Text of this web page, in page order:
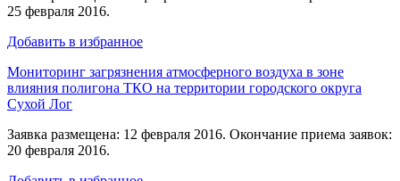
25 февраля 2016.
Добавить в избранное
Мониторинг загрязнения атмосферного воздуха в зоне
влияния полигона ТКО на территории городского округа
Сухой Лог
Заявка размещена: 12 февраля 2016. Окончание приема заявок:
20 февраля 2016.